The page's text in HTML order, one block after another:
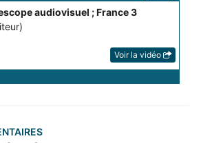
audiovisuel ; France 3
Voir la vidéo